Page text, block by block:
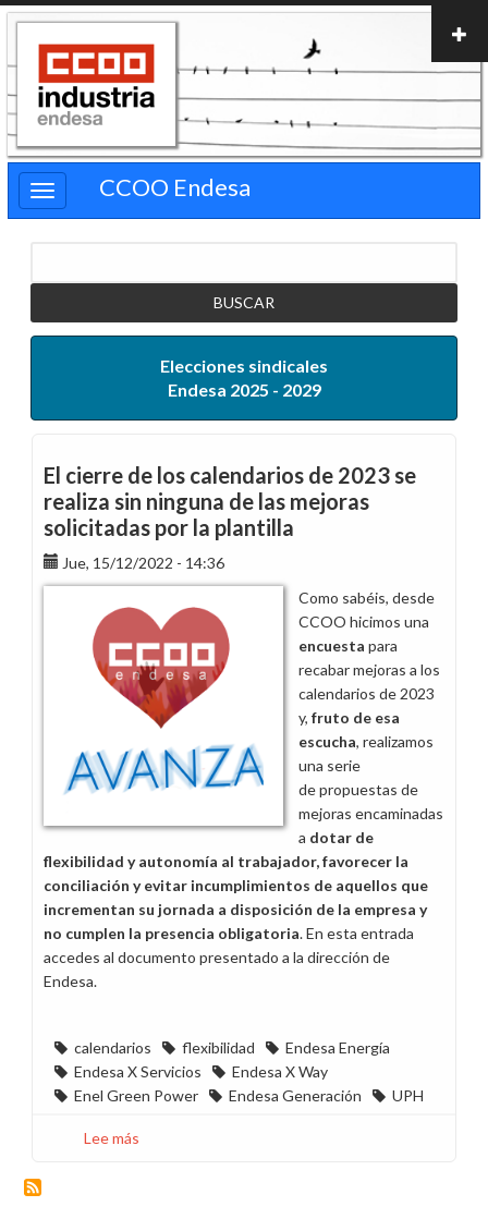
Pasar
contenido
principal
CCOO Endesa
Elecciones sindicales
Endesa 2025 - 2029
El cierre de los calendarios de 2023 se
realiza sin ninguna de las mejoras
solicitadas por la plantilla
Jue, 15/12/2022 - 14:36
Como sabéis, desde
CCOO hicimos una
encuesta para
recabar mejoras a los
calendarios de 2023
y, fruto de esa
escucha, realizamos
una serie
de propuestas de
mejoras encaminadas
a dotar de
flexibilidad y autonomía al trabajador, favorecer la
conciliación y evitar incumplimientos de aquellos que
incrementan su jornada a disposición de la empresa y
no cumplen la presencia obligatoria. En esta entrada
accedes al documento presentado a la dirección de
Endesa.
calendarios flexibilidad
Endesa Energía
Endesa X Servicios
Endesa X Way
Enel Green Power
Endesa Generación UPH
Lee más